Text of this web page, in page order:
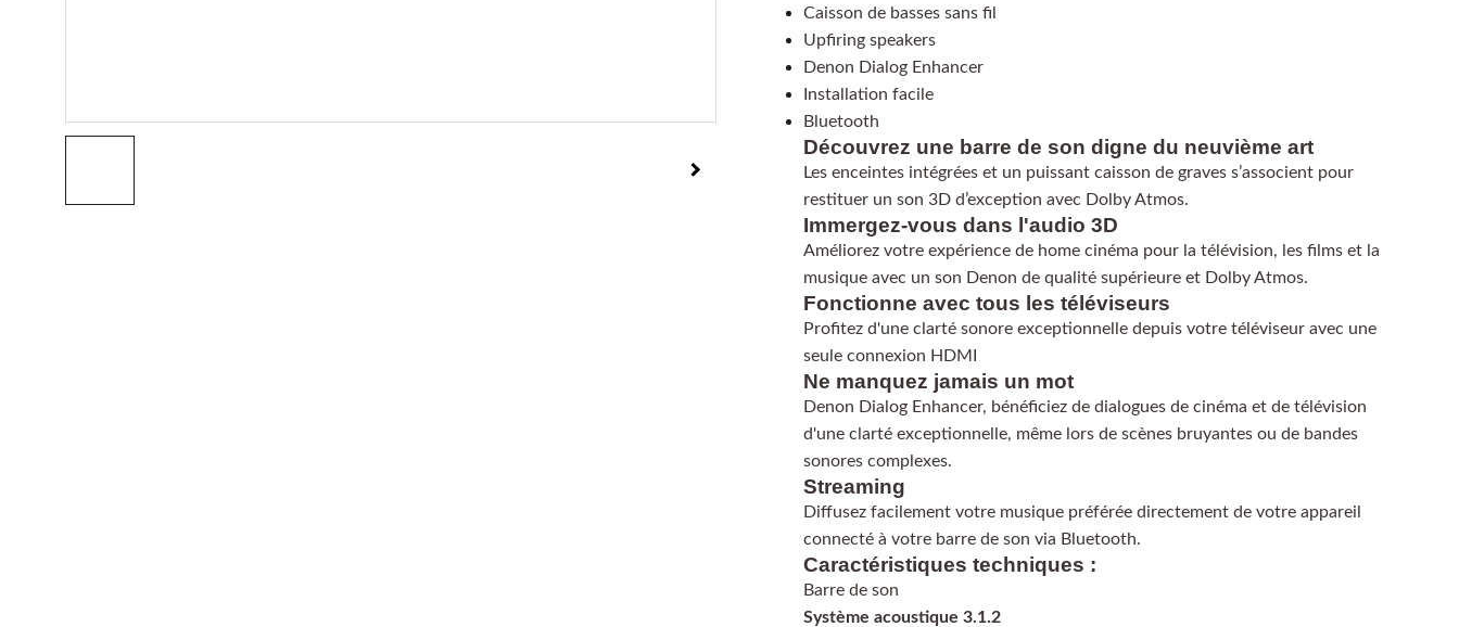
Caisson de basses sans fil
Upfiring speakers
Denon Dialog Enhancer
Installation facile
Bluetooth
Découvrez une barre de son digne du neuvième art
Les enceintes intégrées et un puissant caisson de graves s’associent pour
restituer un son 3D d’exception avec Dolby Atmos.
Immergez-vous dans l'audio 3D
Améliorez votre expérience de home cinéma pour la télévision, les films et la
musique avec un son Denon de qualité supérieure et Dolby Atmos.
Fonctionne avec tous les téléviseurs
Profitez d'une clarté sonore exceptionnelle depuis votre téléviseur avec une
seule connexion HDMI
Ne manquez jamais un mot
Denon Dialog Enhancer, bénéficiez de dialogues de cinéma et de télévision
d'une clarté exceptionnelle, même lors de scènes bruyantes ou de bandes
sonores complexes.
Streaming
Diffusez facilement votre musique préférée directement de votre appareil
connecté à votre barre de son via Bluetooth.
Caractéristiques techniques :
Barre de son
Système acoustique 3.1.2